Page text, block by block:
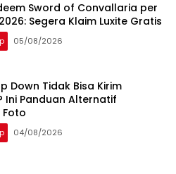
Sword of Convallaria per
Segera Klaim Luxite Gratis
05/08/2026
Down Tidak Bisa Kirim
Ini Panduan Alternatif
Foto
04/08/2026